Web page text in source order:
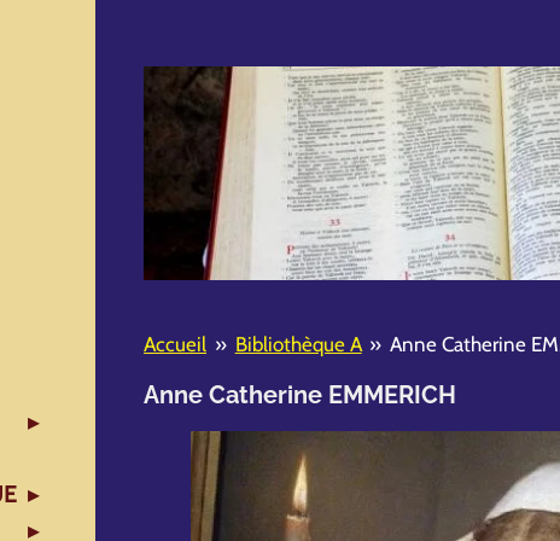
Accueil » Bibliothèque A » Anne Catherine
Anne Catherine EMMERICH